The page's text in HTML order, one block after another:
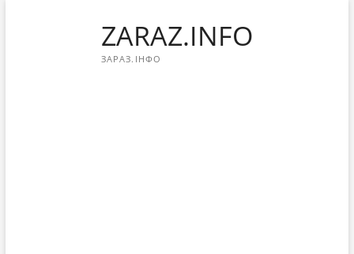
ZARAZ.INFO
ЗАРАЗ.ІНФО